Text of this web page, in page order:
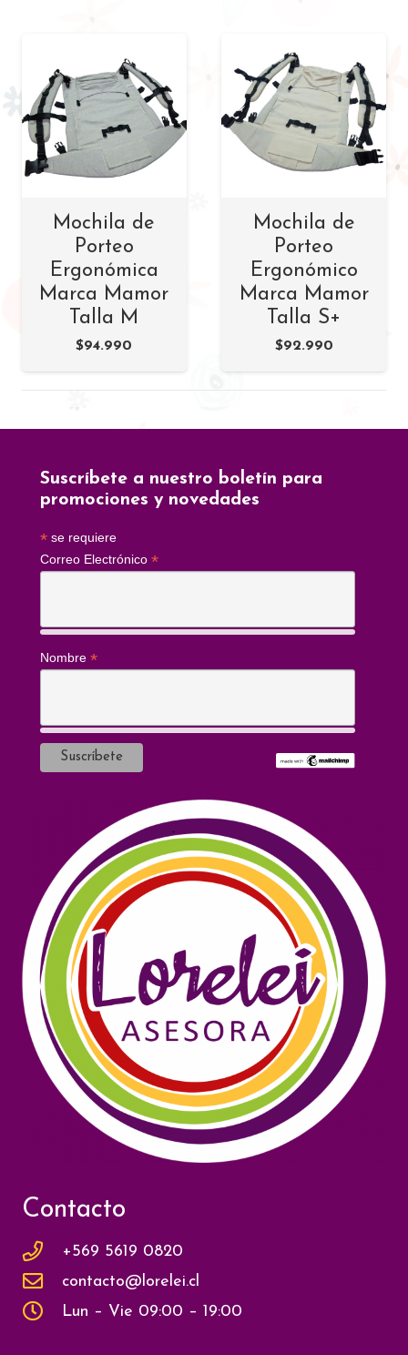
Mochila de
Porteo
Ergonómica
Marca Mamor
Talla M
$94.990
Mochila de
Porteo
Ergonómico
Marca Mamor
Talla S+
$92.990
Suscríbete a nuestro boletín para
promociones y novedades
* se requiere
Correo Electrónico *
Nombre *
Contacto
+569 5619 0820
contacto@lorelei.cl
Lun – Vie 09:00 – 19:00